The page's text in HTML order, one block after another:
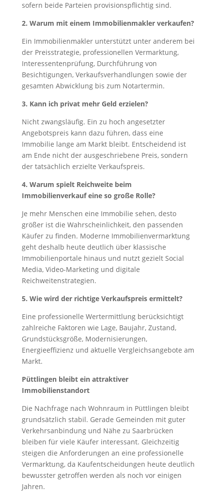
sofern beide Parteien provisionspflichtig sind.
2. Warum mit einem Immobilienmakler verkaufen?
Ein Immobilienmakler unterstützt unter anderem bei
der Preisstrategie, professionellen Vermarktung,
Interessentenprüfung, Durchführung von
Besichtigungen, Verkaufsverhandlungen sowie der
gesamten Abwicklung bis zum Notartermin.
3. Kann ich privat mehr Geld erzielen?
Nicht zwangsläufig. Ein zu hoch angesetzter
Angebotspreis kann dazu führen, dass eine
Immobilie lange am Markt bleibt. Entscheidend ist
am Ende nicht der ausgeschriebene Preis, sondern
der tatsächlich erzielte Verkaufspreis.
4. Warum spielt Reichweite beim
Immobilienverkauf eine so große Rolle?
Je mehr Menschen eine Immobilie sehen, desto
größer ist die Wahrscheinlichkeit, den passenden
Käufer zu finden. Moderne Immobilienvermarktung
geht deshalb heute deutlich über klassische
Immobilienportale hinaus und nutzt gezielt Social
Media, Video-Marketing und digitale
Reichweitenstrategien.
5. Wie wird der richtige Verkaufspreis ermittelt?
Eine professionelle Wertermittlung berücksichtigt
zahlreiche Faktoren wie Lage, Baujahr, Zustand,
Grundstücksgröße, Modernisierungen,
Energieeffizienz und aktuelle Vergleichsangebote am
Markt.
Püttlingen bleibt ein attraktiver
Immobilienstandort
Die Nachfrage nach Wohnraum in Püttlingen bleibt
grundsätzlich stabil. Gerade Gemeinden mit guter
Verkehrsanbindung und Nähe zu Saarbrücken
bleiben für viele Käufer interessant. Gleichzeitig
steigen die Anforderungen an eine professionelle
Vermarktung, da Kaufentscheidungen heute deutlich
bewusster getroffen werden als noch vor einigen
Jahren.